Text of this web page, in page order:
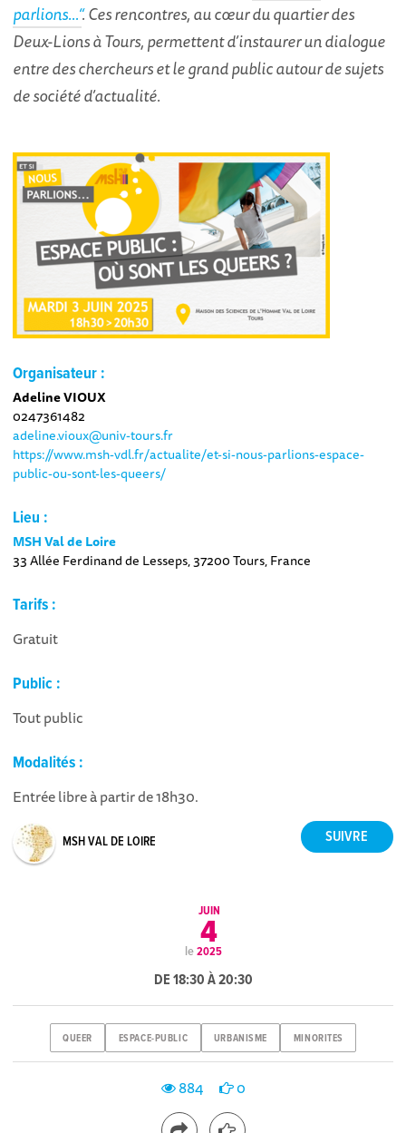
parlions…“. Ces rencontres, au cœur du quartier des
Deux-Lions à Tours, permettent d’instaurer un dialogue
entre des chercheurs et le grand public autour de sujets
de société d’actualité.
Organisateur :
Adeline VIOUX
0247361482
adeline.vioux@univ-tours.fr
https://www.msh-vdl.fr/actualite/et-si-nous-parlions-espace-
public-ou-sont-les-queers/
Lieu :
MSH Val de Loire
33 Allée Ferdinand de Lesseps, 37200 Tours, France
Tarifs :
Gratuit
Public :
Tout public
Modalités :
Entrée libre à partir de 18h30.
MSH VAL DE LOIRE
le
JUIN
4
2025
DE 18:30 À 20:30
QUEER ESPACE-PUBLIC URBANISME MINORITES
884 0